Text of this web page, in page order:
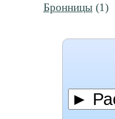
Бронницы(1)